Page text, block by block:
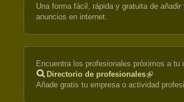
Una forma fácil, rápida y gratuita de
anuncios en internet.
Encuentra los profesionales próximos a tu
Directorio de profesionales(link
is
Añade gratis tu empresa o actividad